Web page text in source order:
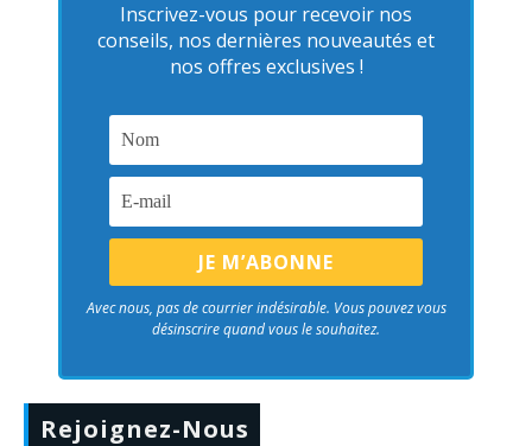
Inscrivez-vous pour recevoir nos
conseils, nos dernières nouveautés et
nos offres exclusives !
Avec nous, pas de courrier indésirable. Vous pouvez vous
désinscrire quand vous le souhaitez.
Rejoignez-Nous